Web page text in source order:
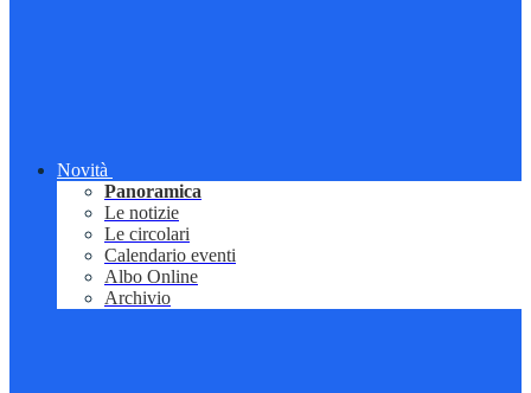
Novità
Panoramica
Le notizie
Le circolari
Calendario eventi
Albo Online
Archivio